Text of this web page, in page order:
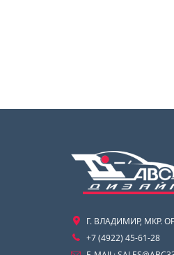
Г. ВЛАДИМИР, МКР.
+7 (4922) 45-61-28